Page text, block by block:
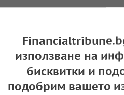
използване на
бисквитки и
подобрим вашето